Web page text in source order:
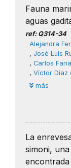
Fauna
aguas
ref: Q314-34
Alejandra
, José Luis
, Carlos
, Víctor Díaz
más
La
simoni,